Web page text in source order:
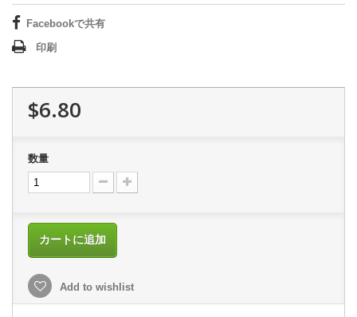
Facebookで共有
印刷
$6.80
数量
カートに追加
Add to wishlist